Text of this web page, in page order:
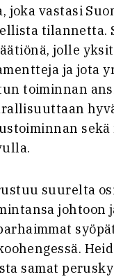
joka vastasi
tilannetta.
jolle
ja jota
toiminnan
suurelta
johtoon
samat